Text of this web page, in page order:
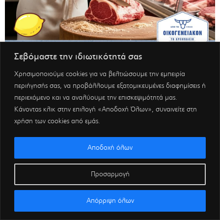
Σεβόμαστε την ιδιωτικότητά σας
Χρησιμοποιούμε cookies για να βελτιώσουμε την εμπειρία
περιήγησής σας, να προβάλλουμε εξατομικευμένες διαφημίσεις ή
περιεχόμενο και να αναλύουμε την επισκεψιμότητά μας.
Κάνοντας κλικ στην επιλογή «Αποδοχή Όλων», συναινείτε στη
χρήση των cookies από εμάς.
Προσαρμογή
Απόρριψη όλων
Αποδοχή όλων